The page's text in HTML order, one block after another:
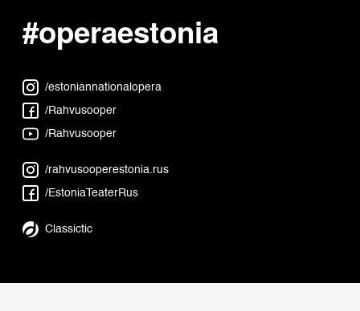
#operaestonia
/estoniannationalopera
/Rahvusooper
/Rahvusooper
/rahvusooperestonia.rus
/EstoniaTeaterRus
Classictic